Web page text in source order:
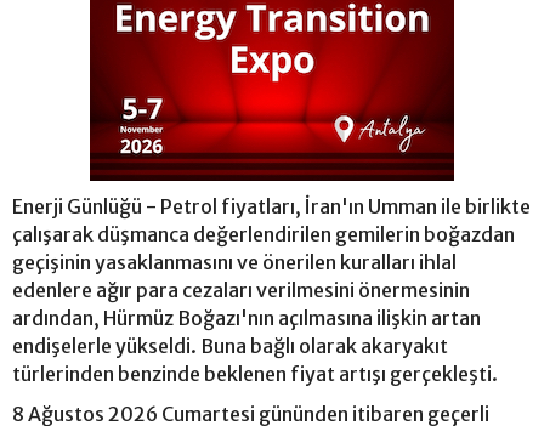
Enerji Günlüğü - Petrol fiyatları, İran'ın Umman ile birlikte
çalışarak düşmanca değerlendirilen gemilerin boğazdan
geçişinin yasaklanmasını ve önerilen kuralları ihlal
edenlere ağır para cezaları verilmesini önermesinin
ardından, Hürmüz Boğazı'nın açılmasına ilişkin artan
endişelerle yükseldi. Buna bağlı olarak akaryakıt
türlerinden benzinde beklenen fiyat artışı gerçekleşti.
8 Ağustos 2026 Cumartesi gününden itibaren geçerli